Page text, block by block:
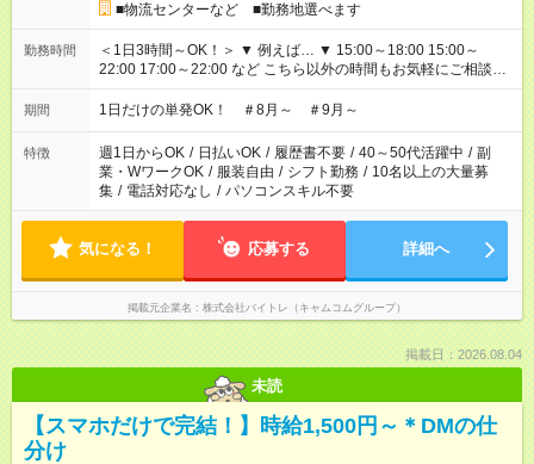
■物流センターなど ■勤務地選べます
勤務時間
＜1日3時間～OK！＞ ▼ 例えば… ▼ 15:00～18:00 15:00～
22:00 17:00～22:00 など こちら以外の時間もお気軽にご相談く
ださい！
期間 1日だけの単発OK！ ＃8月～ ＃9月～
特徴 週1日からOK / 日払いOK / 履歴書不要 / 40～50代活躍中 / 副
業・WワークOK / 服装自由 / シフト勤務 / 10名以上の大量募
集 / 電話対応なし / パソコンスキル不要
気になる！ 応募する 詳細へ
掲載元企業名 株式会社バイトレ（キャムコムグループ）
掲載日：2026.08.04
未読
【スマホだけで完結！】時給1,500円～＊DMの仕
分け